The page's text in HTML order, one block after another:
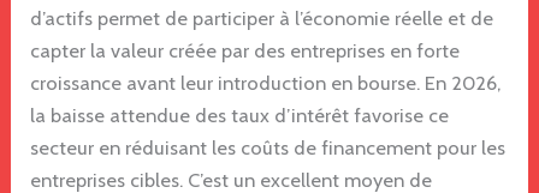
d’actifs permet de participer à l’économie réelle et de
capter la valeur créée par des entreprises en forte
croissance avant leur introduction en bourse. En 2026,
la baisse attendue des taux d’intérêt favorise ce
secteur en réduisant les coûts de financement pour les
entreprises cibles. C’est un excellent moyen de